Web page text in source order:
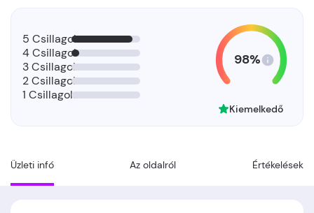
Üzleti infó Az oldalról Értékelések
5 Csillagok
4 Csillagok
3 Csillagok
2 Csillagok
1 Csillagok
98%
Kiemelkedő